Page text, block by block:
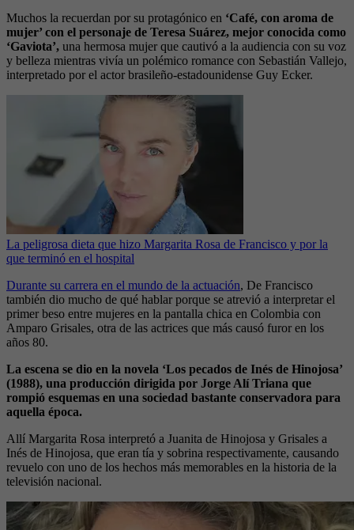
Muchos la recuerdan por su protagónico en ‘Café, con aroma de
mujer’ con el personaje de Teresa Suárez, mejor conocida como
‘Gaviota’, una hermosa mujer que cautivó a la audiencia con su voz
y belleza mientras vivía un polémico romance con Sebastián Vallejo,
interpretado por el actor brasileño-estadounidense Guy Ecker.
La peligrosa dieta que hizo Margarita Rosa de Francisco y por la
que terminó en el hospital
Durante su carrera en el mundo de la actuación, De Francisco
también dio mucho de qué hablar porque se atrevió a interpretar el
primer beso entre mujeres en la pantalla chica en Colombia con
Amparo Grisales, otra de las actrices que más causó furor en los
años 80.
La escena se dio en la novela ‘Los pecados de Inés de Hinojosa’
(1988), una producción dirigida por Jorge Alí Triana que
rompió esquemas en una sociedad bastante conservadora para
aquella época.
Allí Margarita Rosa interpretó a Juanita de Hinojosa y Grisales a
Inés de Hinojosa, que eran tía y sobrina respectivamente, causando
revuelo con uno de los hechos más memorables en la historia de la
televisión nacional.